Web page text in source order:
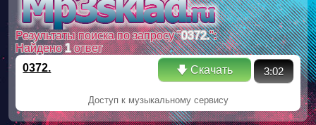
Результаты поиска по запросу "0372.":
Найдено1ответ
0372.
🡇 Скачать 3:02
Доступ к музыкальному сервису